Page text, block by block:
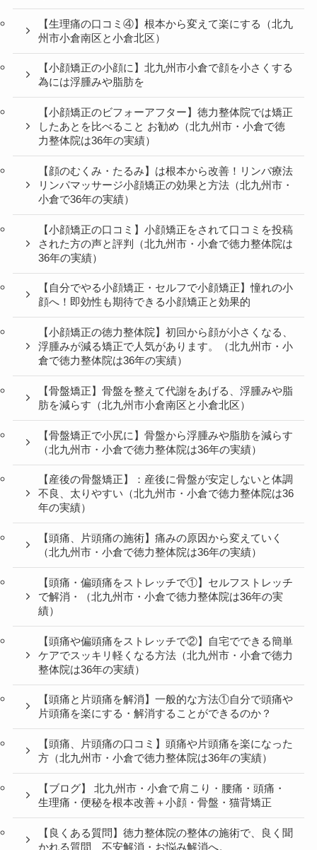
【生理痛の口コミ④】根本から変えて楽にする（北九
州市小倉南区と小倉北区）
【小顔矯正の小顔に】北九州市小倉で顔を小さくする
為には浮腫みや脂肪を
【小顔矯正のビフォーアフター】徳力整体院では矯正
したあとを比べること お勧め（北九州市・小倉で徳
力整体院は36年の実績）
【顔のむくみ・たるみ】は根本から改善！リンパ療法
リンパマッサージ小顔矯正の効果と方法（北九州市・
小倉で36年の実績）
【小顔矯正の口コミ】小顔矯正をされて口コミを投稿
された方の声と評判（北九州市・小倉で徳力整体院は
36年の実績）
【自分でやる小顔矯正・セルフで小顔矯正】憧れの小
顔へ！即効性も期待できる小顔矯正と効果的
【小顔矯正の徳力整体院】初回から顔が小さくなる、
浮腫みが減る矯正で人気があります。（北九州市・小
倉で徳力整体院は36年の実績）
【骨盤矯正】骨盤を整えて代謝をあげる、浮腫みや脂
肪を減らす（北九州市小倉南区と小倉北区）
【骨盤矯正で小尻に】骨盤から浮腫みや脂肪を減らす
（北九州市・小倉で徳力整体院は36年の実績）
【産後の骨盤矯正】：産後に骨盤が安定しないと体調
不良、太りやすい（北九州市・小倉で徳力整体院は36
年の実績）
【頭痛、片頭痛の施術】痛みの原因から変えていく
（北九州市・小倉で徳力整体院は36年の実績）
【頭痛・偏頭痛をストレッチで①】セルフストレッチ
で解消・（北九州市・小倉で徳力整体院は36年の実
績）
【頭痛や偏頭痛をストレッチで②】自宅でできる簡単
ケアでスッキリ軽くなる方法（北九州市・小倉で徳力
整体院は36年の実績）
【頭痛と片頭痛を解消】一般的な方法①自分で頭痛や
片頭痛を楽にする・解消することができるのか？
【頭痛、片頭痛の口コミ】頭痛や片頭痛を楽になった
方（北九州市・小倉で徳力整体院は36年の実績）
【ブログ】 北九州市・小倉で肩こり・腰痛・頭痛・
生理痛・便秘を根本改善＋小顔・骨盤・猫背矯正
【良くある質問】徳力整体院の整体の施術で、良く聞
かれる質問、不安解消・お悩み解消へ。